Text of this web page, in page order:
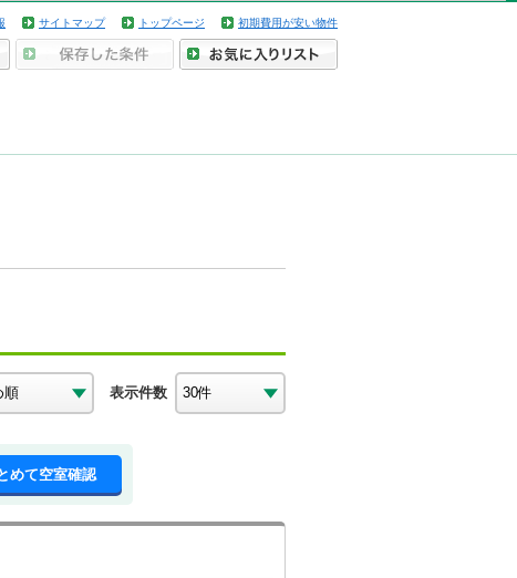
サイトマップ トップページ 初期費用が安い物件
表示件数
めて空室確認